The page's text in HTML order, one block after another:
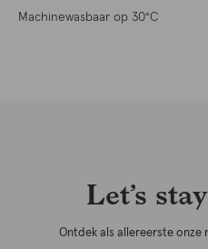
Machinewasbaar op 30°C
Let’s
Ontdek als allereerste onze